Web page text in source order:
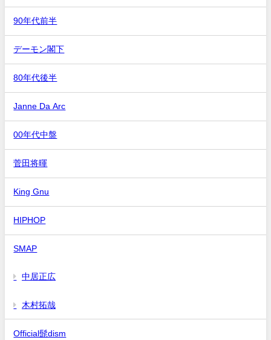
90年代前半
デーモン閣下
80年代後半
Janne Da Arc
00年代中盤
菅田将暉
King Gnu
HIPHOP
SMAP
中居正広
木村拓哉
Official髭dism